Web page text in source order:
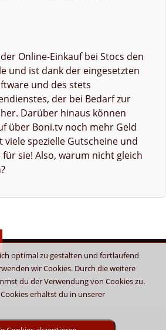
optimal zu gestalten und fortlaufend
wir Cookies. Durch die weitere
du der Verwendung von Cookies zu.
erhältst du in unserer
Online-Einkauf bei Stocs den
und ist dank der eingesetzten
und des stets
der bei Bedarf zur
Darüber hinaus können
über Boni.tv noch mehr Geld
viele spezielle Gutscheine und
für sie! Also, warum nicht gleich